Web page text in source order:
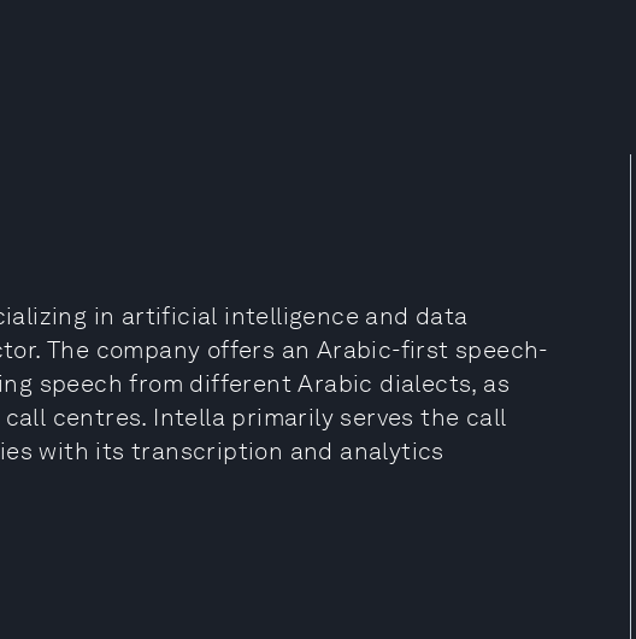
in artificial intelligence and data
The company offers an Arabic-first speech-
speech from different Arabic dialects, as
centres. Intella primarily serves the call
with its transcription and analytics